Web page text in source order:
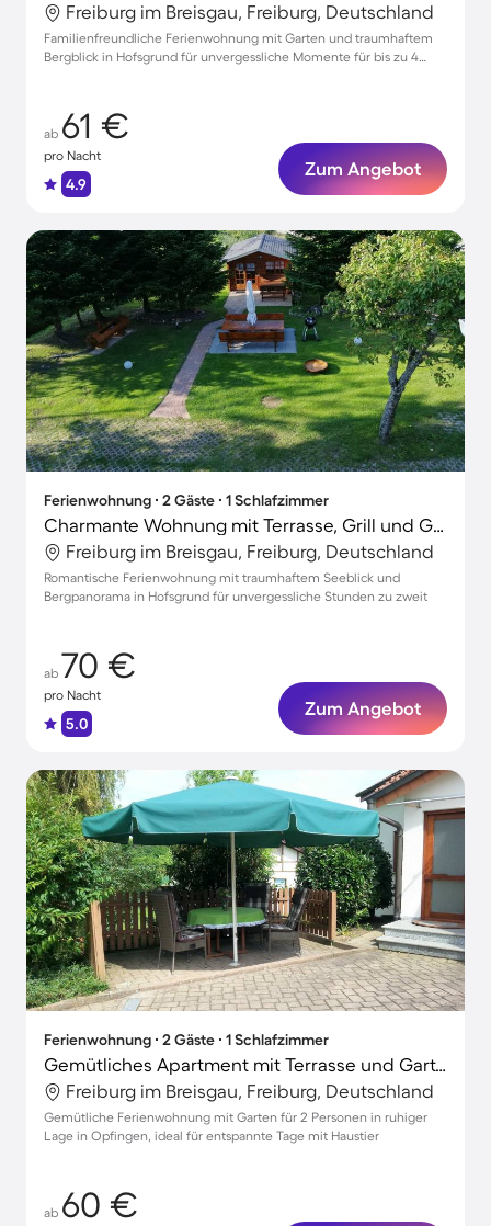
Freiburg im Breisgau, Freiburg, Deutschland
Familienfreundliche Ferienwohnung mit Garten und traumhaftem
Bergblick in Hofsgrund für unvergessliche Momente für bis zu 4
ab 61 €
pro Nacht
4.9
Zum Angebot
Ferienwohnung ∙ 2 Gäste ∙ 1 Schlafzimmer
Charmante Wohnung mit Terrasse, Grill und Garten | Bergblick | Skifahren in der Nähe
Freiburg im Breisgau, Freiburg, Deutschland
Romantische Ferienwohnung mit traumhaftem Seeblick und
Bergpanorama in Hofsgrund für unvergessliche Stunden zu zweit
ab 70 €
pro Nacht
5.0
Zum Angebot
Ferienwohnung ∙ 2 Gäste ∙ 1 Schlafzimmer
Gemütliches Apartment mit Terrasse und Garten | Hunde erlaubt
Freiburg im Breisgau, Freiburg, Deutschland
Gemütliche Ferienwohnung mit Garten für 2 Personen in ruhiger
Lage in Opfingen, ideal für entspannte Tage mit Haustier
ab 60 €